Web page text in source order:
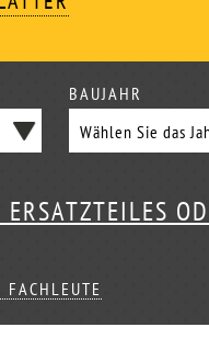
BAUJAHR
FACHLEUTE